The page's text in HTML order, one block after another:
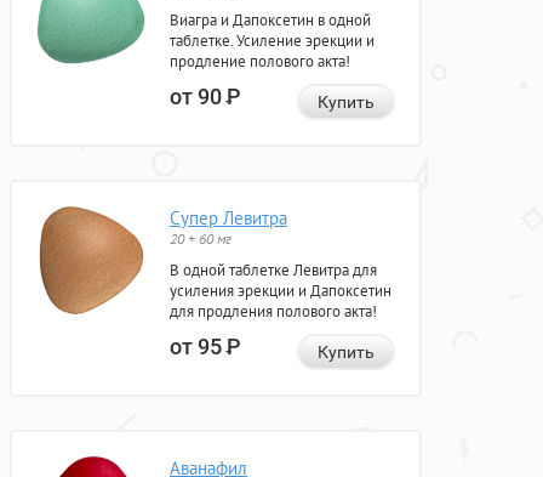
Виагра и Дапоксетин в одной
таблетке. Усиление эрекции и
продление полового акта!
от 90Р Купить
Супер Левитра
20 + 60 мг
В одной таблетке Левитра для
усиления эрекции и Дапоксетин
для продления полового акта!
от 95Р Купить
Аванафил